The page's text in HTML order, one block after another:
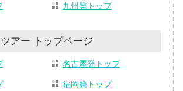
九州発トップ
アー トップページ
名古屋発トップ
福岡発トップ